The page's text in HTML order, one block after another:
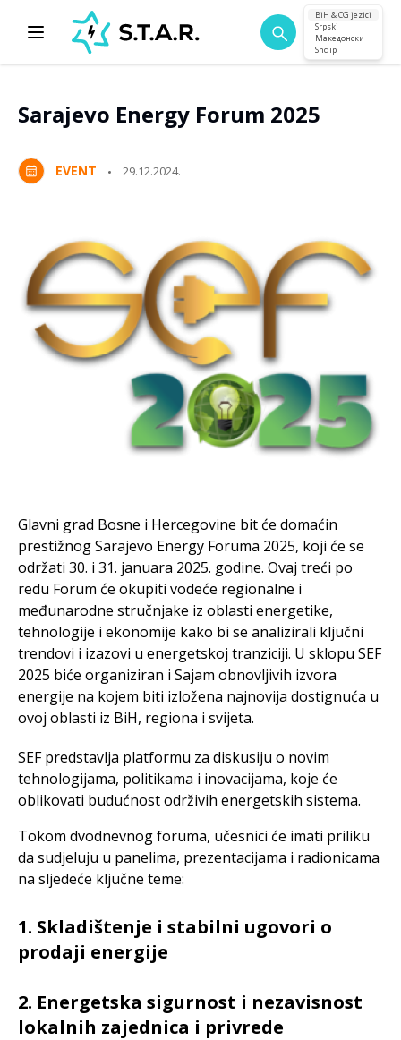
BiH & CG jezici
Srpski
Македонски
Shqip
Sarajevo Energy Forum 2025
EVENT 29.12.2024.
Glavni grad Bosne i Hercegovine bit će domaćin
prestižnog Sarajevo Energy Foruma 2025, koji će se
održati 30. i 31. januara 2025. godine. Ovaj treći po
redu Forum će okupiti vodeće regionalne i
međunarodne stručnjake iz oblasti energetike,
tehnologije i ekonomije kako bi se analizirali ključni
trendovi i izazovi u energetskoj tranziciji. U sklopu SEF
2025 biće organiziran i Sajam obnovljivih izvora
energije na kojem biti izložena najnovija dostignuća u
ovoj oblasti iz BiH, regiona i svijeta.
SEF predstavlja platformu za diskusiju o novim
tehnologijama, politikama i inovacijama, koje će
oblikovati budućnost održivih energetskih sistema.
Tokom dvodnevnog foruma, učesnici će imati priliku
da sudjeluju u panelima, prezentacijama i radionicama
na sljedeće ključne teme:
1. Skladištenje i stabilni ugovori o
prodaji energije
2. Energetska sigurnost i nezavisnost
lokalnih zajednica i privrede